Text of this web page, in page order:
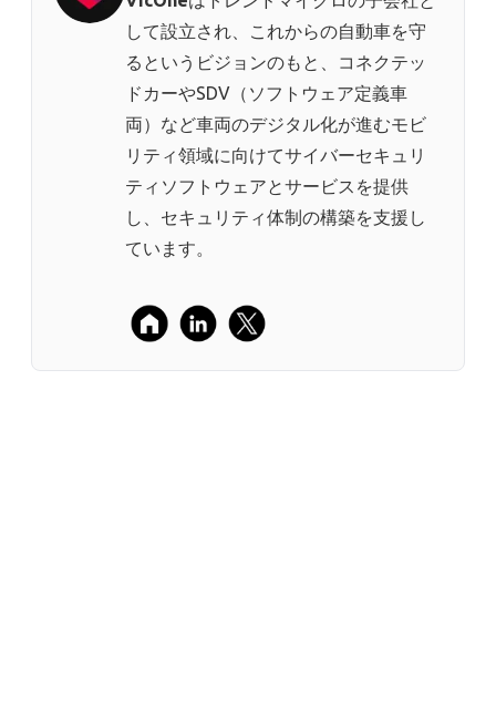
して設立され、これからの自動車を守
るというビジョンのもと、コネクテッ
ドカーやSDV（ソフトウェア定義車
両）など車両のデジタル化が進むモビ
リティ領域に向けてサイバーセキュリ
ティソフトウェアとサービスを提供
し、セキュリティ体制の構築を支援し
ています。